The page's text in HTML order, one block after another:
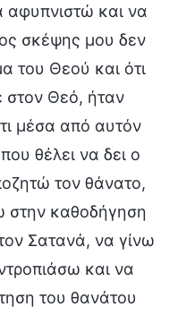
και να
σκέψης μου δεν
του Θεού και ότι
Θεό, ήταν
μέσα από αυτόν
θέλει να δει ο
τον θάνατο,
στην καθοδήγηση
Σατανά, να γίνω
και να
του θανάτου